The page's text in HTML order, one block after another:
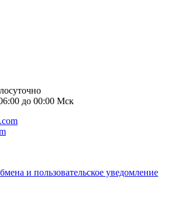
до 00:00 Мск
и пользовательское уведомление